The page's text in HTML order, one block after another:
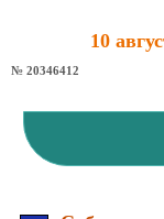
10
№ 20346412